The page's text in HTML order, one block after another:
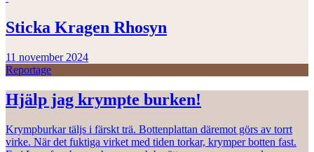
Sticka Kragen Rhosyn
11 november 2024
Reportage
Hjälp jag krympte burken!
Krympburkar täljs i färskt trä. Bottenplattan däremot görs av torrt
virke. När det fuktiga virket med tiden torkar, krymper botten fast.